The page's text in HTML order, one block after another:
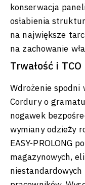
konserwacja
osłabienia
na największe
na zachowanie
Trwałość i
Wdrożenie spodni
Cordury o
nogawek
wymiany odzieży
EASY-PROLONG
magazynowych,
niestandardowych